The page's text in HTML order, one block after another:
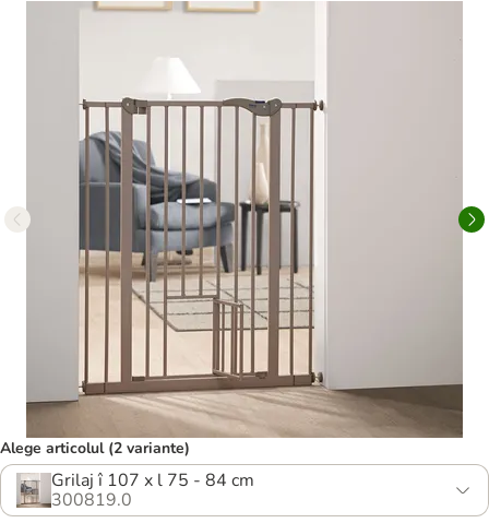
Alege articolul (2 variante)
Grilaj î 107 x l 75 - 84 cm
300819.0